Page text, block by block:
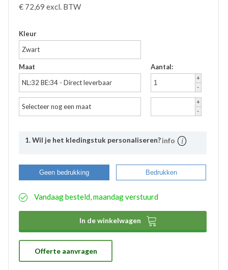
Accessoires
Waadbroeken
€ 72,69 excl. BTW
Kleur
Zwart
Maat
NL:32 BE:34 - Direct leverbaar
Aantal:
+
-
Selecteer nog een maat
+
-
1. Wil je het kledingstuk personaliseren?info
Bij Bevazet kunt u uw bedrijfskleding ook laten
bedrukken. Middels onderstaande stappen kunt u
aangemaakte bedrukkingsprofielen worden
hoeft u bij eventuele nabestellingen niet nogmaals het
proces te doorlopen. De bestelde logo’s kunnen door
ons gratis op voorraad gehouden worden. Bij eventuele
nabestellingen is uw voorraad bekend en kunt u de
logo’s toepassen op elk gewenste artikel.
Geen bedrukking Bedrukken
Vandaag besteld, maandag verstuurd
In de winkelwagen 
Offerte aanvragen